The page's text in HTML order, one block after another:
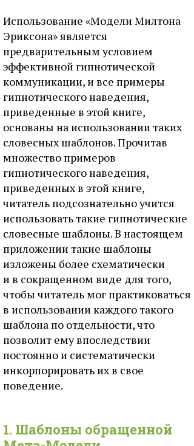
Использование «Модели Милтона
Эриксона» является
предварительным условием
эффективной гипнотической
коммуникации, и все примеры
гипнотического наведения,
приведенные в этой книге,
основаны на использовании таких
словесных шаблонов. Прочитав
множество примеров
гипнотического наведения,
приведенных в этой книге,
читатель подсознательно учится
использовать такие гипнотические
словесные шаблоны. В настоящем
приложении такие шаблоны
изложены более схематически
и в сокращенном виде для того,
чтобы читатель мог практиковаться
в использовании каждого такого
шаблона по отдельности, что
позволит ему впоследствии
постоянно и систематически
инкорпорировать их в свое
поведение.
1. Шаблоны обращенной